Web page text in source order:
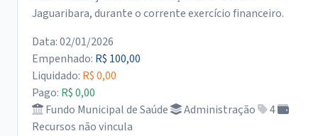
Jaguaribara, durante o corrente exercício financeiro.
Data: 02/01/2026
Empenhado: R$ 100,00
Liquidado: R$ 0,00
Pago: R$ 0,00
Fundo Municipal de Saúde
Administração
4
Recursos não vincula